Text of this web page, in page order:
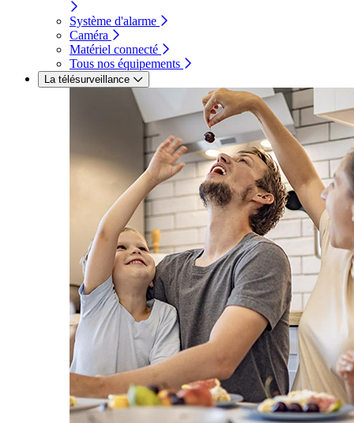
Système d'alarme
Caméra
Matériel connecté
Tous nos équipements
La télésurveillance